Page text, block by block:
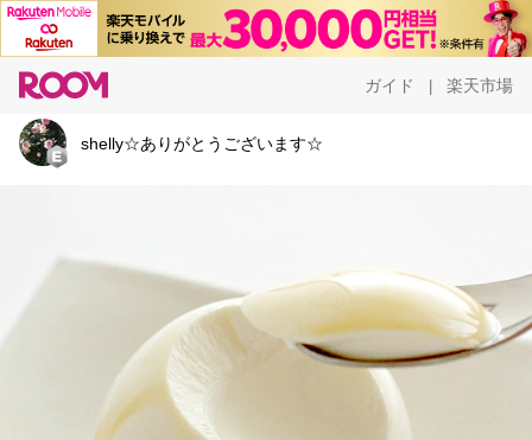
ガイド 楽天市場
shelly☆ありがとうございます☆